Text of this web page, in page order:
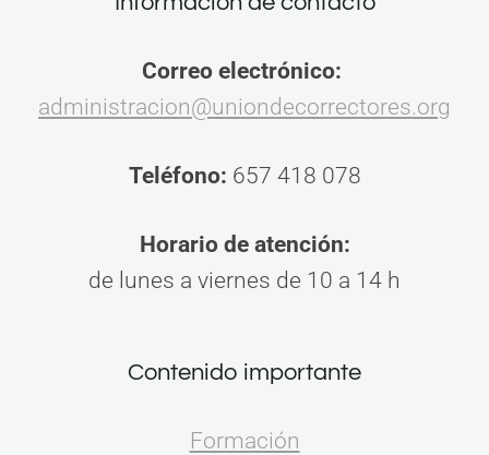
Correo electrónico:
administracion@uniondecorrectores.org
Teléfono: 657 418 078
Horario de atención:
de lunes a viernes de 10 a 14 h
Contenido importante
Formación